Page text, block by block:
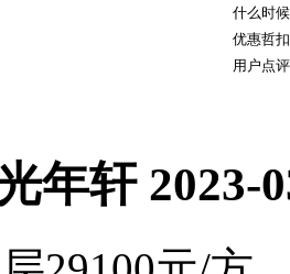
什么时
优惠哲扣
用户点评
年轩 2023-